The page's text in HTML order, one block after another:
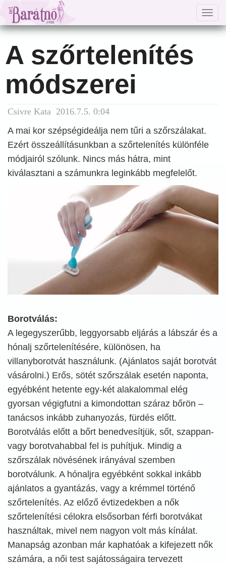
A szőrtelenítés
módszerei
Csivre Kata 2016.7.5. 0:04
A mai kor szépségideálja nem tűri a szőrszálakat.
Ezért összeállításunkban a szőrtelenítés különféle
módjairól szólunk. Nincs más hátra, mint
kiválasztani a számunkra leginkább megfelelőt.
Borotválás:
A legegyszerűbb, leggyorsabb eljárás a lábszár és a
hónalj szőrtelenítésére, különösen, ha
villanyborotvát használunk. (Ajánlatos saját borotvát
vásárolni.) Erős, sötét szőrszálak esetén naponta,
egyébként hetente egy-két alakalommal elég
gyorsan végigfutni a kimondottan száraz bőrön –
tanácsos inkább zuhanyozás, fürdés előtt.
Borotválás előtt a bőrt benedvesítjük, sőt, szappan-
vagy borotvahabbal fel is puhítjuk. Mindig a
szőrszálak növésének irányával szemben
borotválunk. A hónaljra egyébként sokkal inkább
ajánlatos a gyantázás, vagy a krémmel történő
szőrtelenítés. Az előző évtizedekben a nők
szőrtelenítési célokra elsősorban férfi borotvákat
használtak, mivel nem nagyon volt más kínálat.
Manapság azonban már kaphatóak a kifejezett nők
számára, a női test sajátosságaira tervezett